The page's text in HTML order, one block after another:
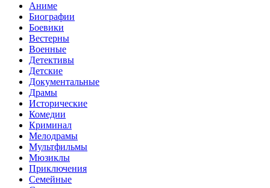
Аниме
Биографии
Боевики
Вестерны
Военные
Детективы
Детские
Документальные
Драмы
Исторические
Комедии
Криминал
Мелодрамы
Мультфильмы
Мюзиклы
Приключения
Семейные